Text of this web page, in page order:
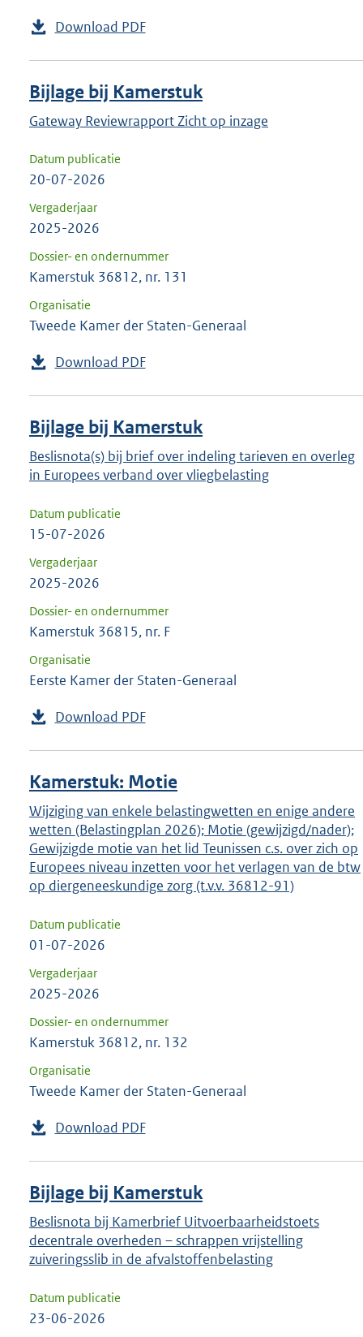
Download PDF
Bijlage bij Kamerstuk
Gateway Reviewrapport Zicht op inzage
Datum publicatie
20-07-2026
Vergaderjaar
2025-2026
Dossier- en ondernummer
Kamerstuk 36812, nr. 131
Organisatie
Tweede Kamer der Staten-Generaal
Download PDF
Bijlage bij Kamerstuk
Beslisnota(s) bij brief over indeling tarieven en overleg
in Europees verband over vliegbelasting
Datum publicatie
15-07-2026
Vergaderjaar
2025-2026
Dossier- en ondernummer
Kamerstuk 36815, nr. F
Organisatie
Eerste Kamer der Staten-Generaal
Download PDF
Kamerstuk: Motie
Wijziging van enkele belastingwetten en enige andere
wetten (Belastingplan 2026); Motie (gewijzigd/nader);
Gewijzigde motie van het lid Teunissen c.s. over zich op
Europees niveau inzetten voor het verlagen van de btw
op diergeneeskundige zorg (t.v.v. 36812-91)
Datum publicatie
01-07-2026
Vergaderjaar
2025-2026
Dossier- en ondernummer
Kamerstuk 36812, nr. 132
Organisatie
Tweede Kamer der Staten-Generaal
Download PDF
Bijlage bij Kamerstuk
Beslisnota bij Kamerbrief Uitvoerbaarheidstoets
decentrale overheden – schrappen vrijstelling
zuiveringsslib in de afvalstoffenbelasting
Datum publicatie
23-06-2026